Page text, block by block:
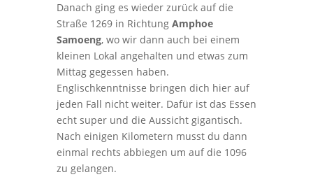
Danach ging es wieder zurück auf die
Straße 1269 in Richtung Amphoe
Samoeng, wo wir dann auch bei einem
kleinen Lokal angehalten und etwas zum
Mittag gegessen haben.
Englischkenntnisse bringen dich hier auf
jeden Fall nicht weiter. Dafür ist das Essen
echt super und die Aussicht gigantisch.
Nach einigen Kilometern musst du dann
einmal rechts abbiegen um auf die 1096
zu gelangen.